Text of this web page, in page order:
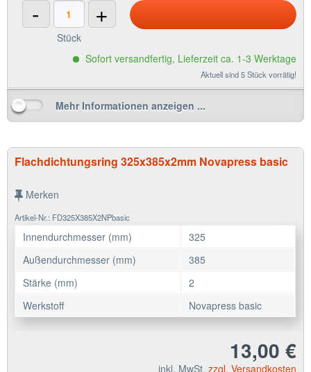
- +
Stück
Sofort versandfertig, Lieferzeit ca. 1-3 Werktage
Aktuell sind 5 Stück vorrätig!
Mehr Informationen anzeigen ...
Flachdichtungsring 325x385x2mm Novapress basic
Merken
Artikel-Nr.: FD325X385X2NPbasic
Innendurchmesser (mm)
325
Außendurchmesser (mm)
385
Stärke (mm)
2
Werkstoff
Novapress basic
13,00 €
inkl. MwSt. zzgl. Versandkosten